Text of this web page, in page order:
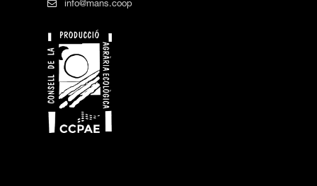
info@mans.coop